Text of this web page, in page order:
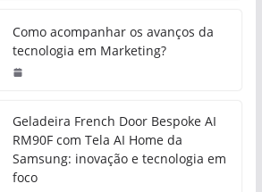
Como acompanhar os avanços da
tecnologia em Marketing?
Geladeira French Door Bespoke AI
RM90F com Tela AI Home da
Samsung: inovação e tecnologia em
foco